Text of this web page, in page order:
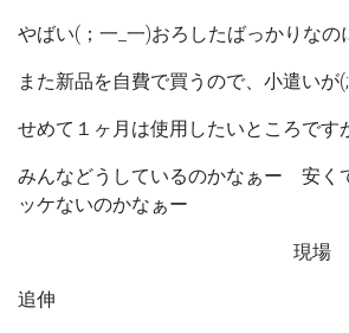
やばい(；一_一)おろしたばっかりなの
また新品を自費で買うので、小遣いが
せめて１ヶ月は使用したいところ
みんなどうしているのかなぁー 安く
ッケないのかなぁー
現場 岩
追伸